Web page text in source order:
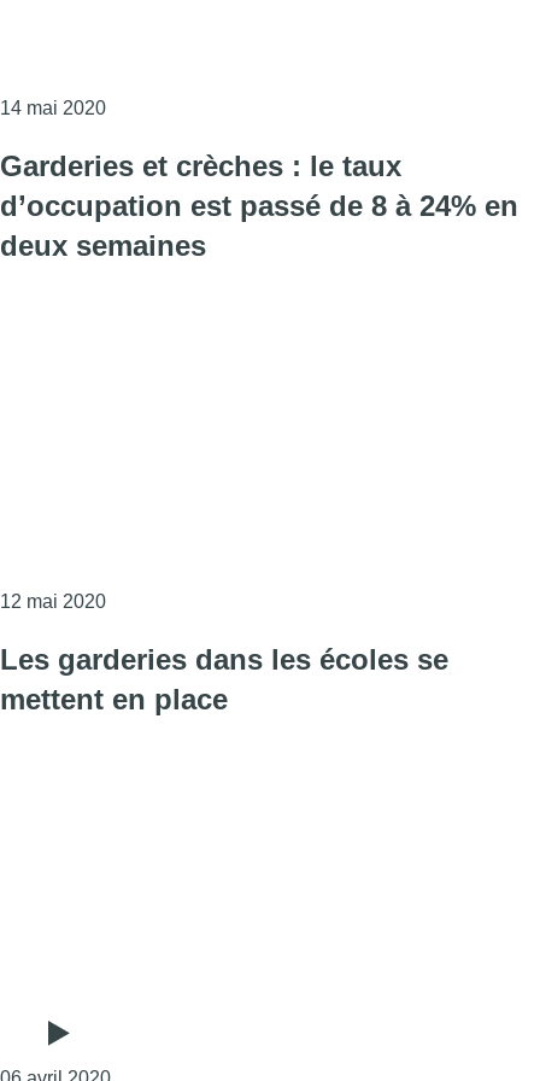
14 mai 2020Consulter l'article "Dès lundi, les garderies
Garderies et crèches : le taux
d’occupation est passé de 8 à 24% en
deux semaines
12 mai 2020Consulter l'article "Garderies et crèches : le taux
Les garderies dans les écoles se
mettent en place
Consulter l'article "Les garderies dans les écoles